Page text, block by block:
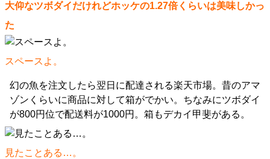
大仰なツボダイだけれどホッケの1.27倍くらいは美味しかっ
た
スペースよ。
幻の魚を注文したら翌日に配達される楽天市場。昔のアマ
ゾンくらいに商品に対して箱がでかい。ちなみにツボダイ
が800円位で配送料が1000円。箱もデカイ甲斐がある。
見たことある…。